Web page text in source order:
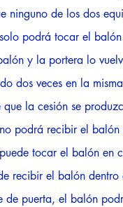
ninguno de los dos
podrá tocar el
y la portera lo
dos veces en la
que la cesión se
podrá recibir el
tocar el balón en
recibir el balón
de puerta, el balón